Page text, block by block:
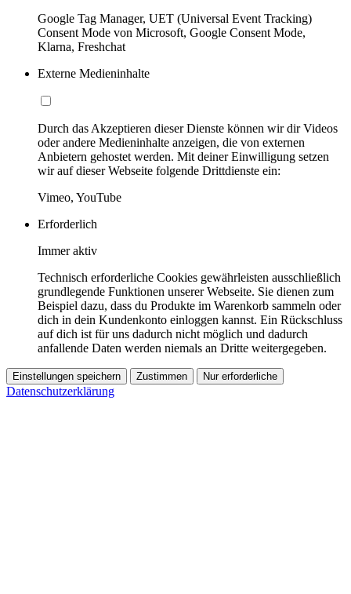
Google Tag Manager, UET (Universal Event Tracking)
Consent Mode von Microsoft, Google Consent Mode,
Klarna, Freshchat
Externe Medieninhalte
Durch das Akzeptieren dieser Dienste können wir dir Videos
oder andere Medieninhalte anzeigen, die von externen
Anbietern gehostet werden. Mit deiner Einwilligung setzen
wir auf dieser Webseite folgende Drittdienste ein:
Vimeo, YouTube
Erforderlich
Immer aktiv
Technisch erforderliche Cookies gewährleisten ausschließlich
grundlegende Funktionen unserer Webseite. Sie dienen zum
Beispiel dazu, dass du Produkte im Warenkorb sammeln oder
dich in dein Kundenkonto einloggen kannst. Ein Rückschluss
auf dich ist für uns dadurch nicht möglich und dadurch
anfallende Daten werden niemals an Dritte weitergegeben.
Einstellungen speichern Zustimmen Nur erforderliche
Datenschutzerklärung